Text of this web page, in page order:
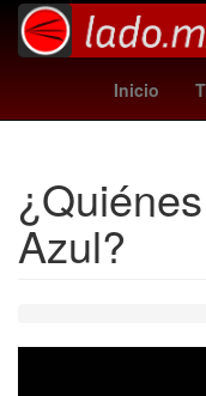
Inicio
Azul?